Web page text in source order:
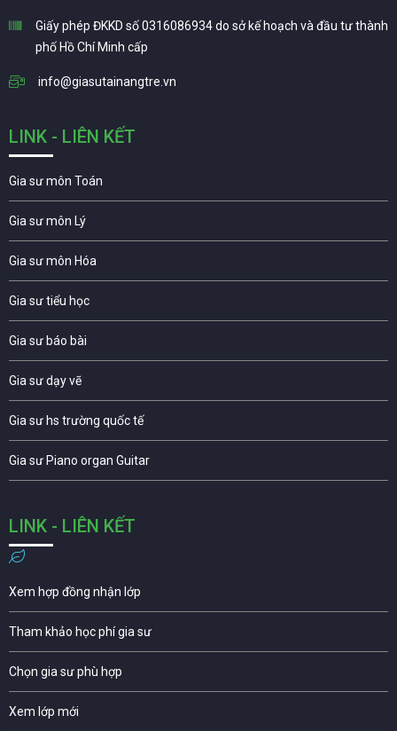
Giấy phép ĐKKD số 0316086934 do sở kế hoạch và đầu tư thành
phố Hồ Chí Minh cấp
info@giasutainangtre.vn
LINK - LIÊN KẾT
Gia sư môn Toán
Gia sư môn Lý
Gia sư môn Hóa
Gia sư tiểu học
Gia sư báo bài
Gia sư dạy vẽ
Gia sư hs trường quốc tế
Gia sư Piano organ Guitar
LINK - LIÊN KẾT
Xem hợp đồng nhận lớp
Tham khảo học phí gia sư
Chọn gia sư phù hợp
Xem lớp mới